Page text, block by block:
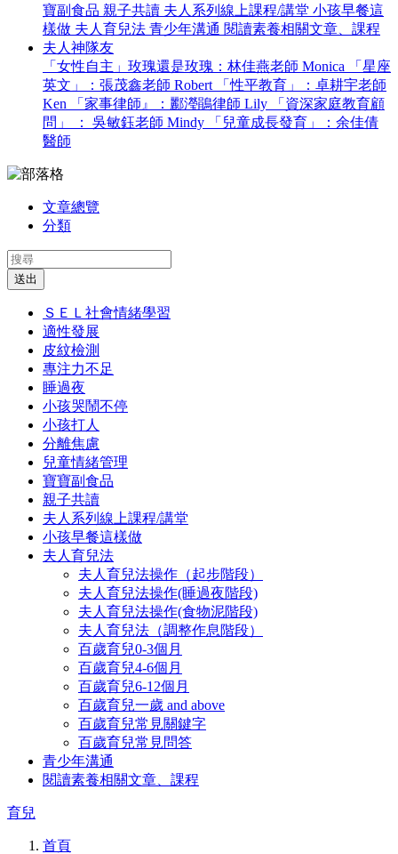
寶副食品 親子共讀 夫人系列線上課程/講堂 小孩早餐這
樣做 夫人育兒法 青少年溝通 閱讀素養相關文章、課程
夫人神隊友
「女性自主」玫瑰還是玫瑰：林佳燕老師 Monica
「星座
英文」：張茂鑫老師 Robert
「性平教育」：卓耕宇老師
Ken
「家事律師』：酈瀅鵑律師 Lily
「資深家庭教育顧
問」 ： 吳敏鈺老師 Mindy
「兒童成長發育」：余佳倩
醫師
文章總覽
分類
送出
ＳＥＬ社會情緒學習
適性發展
皮紋檢測
專注力不足
睡過夜
小孩哭鬧不停
小孩打人
分離焦慮
兒童情緒管理
寶寶副食品
親子共讀
夫人系列線上課程/講堂
小孩早餐這樣做
夫人育兒法
夫人育兒法操作（起步階段）
夫人育兒法操作(睡過夜階段)
夫人育兒法操作(食物泥階段)
夫人育兒法（調整作息階段）
百歲育兒0-3個月
百歲育兒4-6個月
百歲育兒6-12個月
百歲育兒一歲 and above
百歲育兒常見關鍵字
百歲育兒常見問答
青少年溝通
閱讀素養相關文章、課程
育兒
首頁